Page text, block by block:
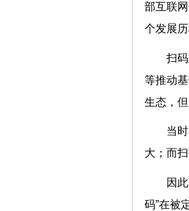
部互联
个发展
扫
等推动
生态，
当
大；而
因
码”在被